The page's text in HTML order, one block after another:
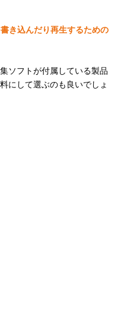
き込んだり再生するための
ソフトが付属している製品
にして選ぶのも良いでしょ